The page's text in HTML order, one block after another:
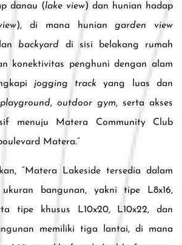
danau (lake view) dan hunian hadap
), di mana huniangarden view
backyard di sisi belakang rumah
konektivitas penghuni dengan alam
jogging track yang luas dan
, outdoor gym, serta akses
menuju Matera Community Club
Matera.”
“Matera Lakeside tersedia dalam
bangunan, yakni tipe L8x16,
tipe khusus L10x20, L10x22, dan
memiliki tiga lantai, di mana